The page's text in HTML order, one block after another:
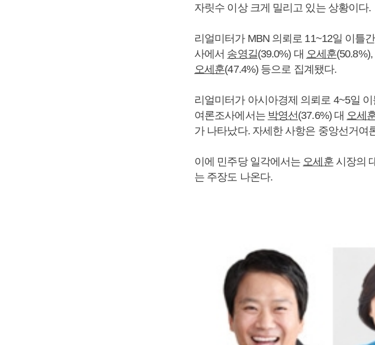
자릿수 이상 크게 밀리고 있는 상황이다.
리얼미터가 MBN 의뢰로 11~12일 이틀
사에서 송영길(39.0%) 대 오세훈
오세훈(47.4%) 등으로 집계됐다.
리얼미터가 아시아경제 의뢰로 4~5일
여론조사에서는 박영선(37.6%) 대 오세
가 나타났다. 자세한 사항은 중앙선거
이에 민주당 일각에서는 오세훈시장의
는 주장도 나온다.